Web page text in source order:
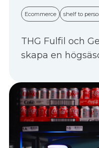
Ecommerce shelf to
THG Fulfil och
skapa en